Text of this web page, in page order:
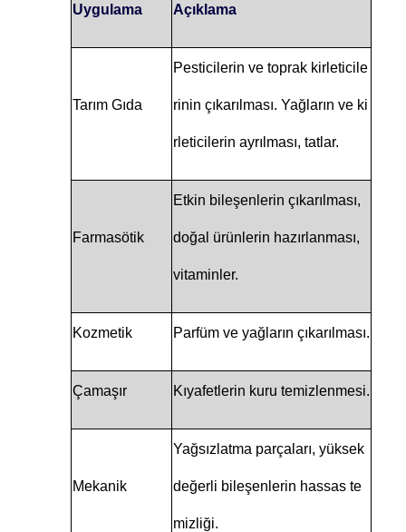
Uygulama Açıklama
Tarım Gıda
Pesticilerin ve toprak kirleticile
rinin çıkarılması. Yağların ve ki
rleticilerin ayrılması, tatlar.
Farmasötik
Etkin bileşenlerin çıkarılması,
doğal ürünlerin hazırlanması,
vitaminler.
Kozmetik Parfüm ve yağların çıkarılması.
Çamaşır Kıyafetlerin kuru temizlenmesi.
Mekanik
Yağsızlatma parçaları, yüksek
değerli bileşenlerin hassas te
mizliği.